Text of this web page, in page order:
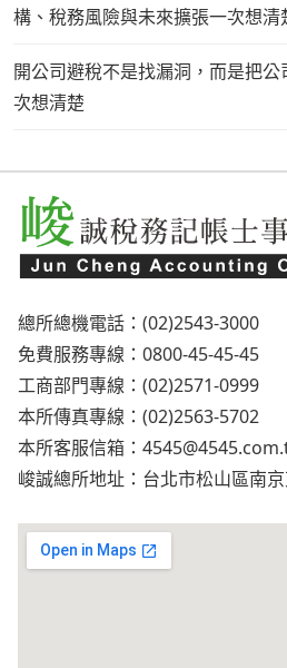
構、稅務風險與未來擴張一次想清
開公司避稅不是找漏洞，而是把
次想清楚
總所總機電話：(02)2543-3000
免費服務專線：0800-45-45-45
工商部門專線：(02)2571-0999
本所傳真專線：(02)2563-5702
本所客服信箱：
峻誠總所地址：台北市松山區南